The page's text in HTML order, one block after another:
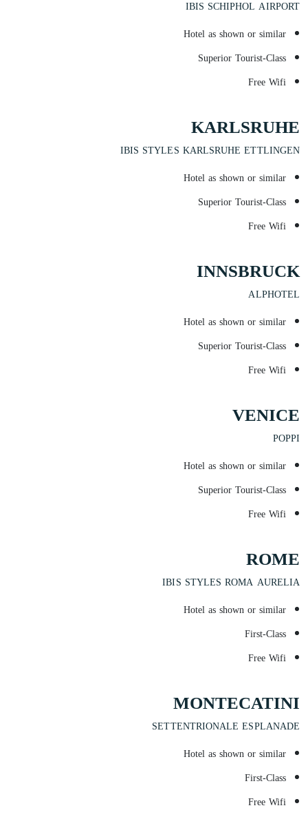
IBIS SCHIPHOL AIRPORT
Hotel as shown or similar
Superior Tourist-Class
Free Wifi
KARLSRUHE
IBIS STYLES KARLSRUHE ETTLINGEN
Hotel as shown or similar
Superior Tourist-Class
Free Wifi
INNSBRUCK
ALPHOTEL
Hotel as shown or similar
Superior Tourist-Class
Free Wifi
VENICE
POPPI
Hotel as shown or similar
Superior Tourist-Class
Free Wifi
ROME
IBIS STYLES ROMA AURELIA
Hotel as shown or similar
First-Class
Free Wifi
MONTECATINI
SETTENTRIONALE ESPLANADE
Hotel as shown or similar
First-Class
Free Wifi